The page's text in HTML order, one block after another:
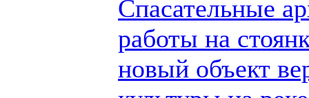
Спасательные
работы на
новый объект